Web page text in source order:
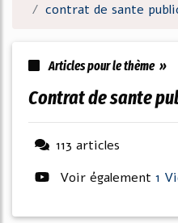
contrat de sante
Articles pour le thème »
contrat de sante
113 articles
Voir également 1